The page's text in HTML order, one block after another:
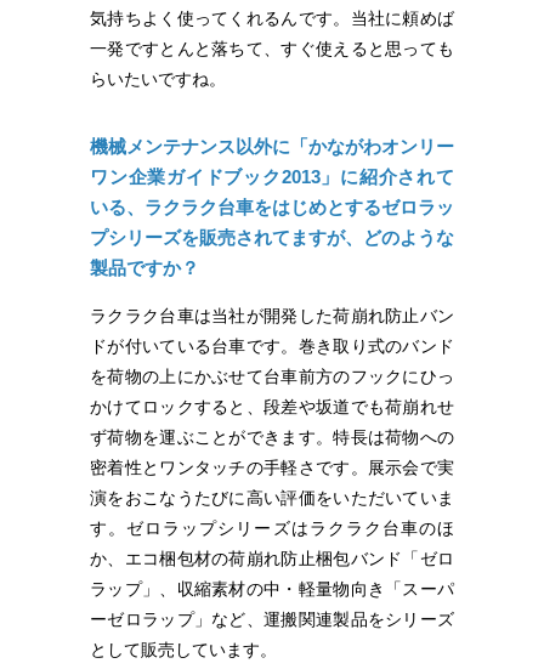
気持ちよく使ってくれるんです。当社に頼めば
一発ですとんと落ちて、すぐ使えると思っても
らいたいですね。
機械メンテナンス以外に「かながわオンリー
ワン企業ガイドブック2013」に紹介されて
いる、ラクラク台車をはじめとするゼロラッ
プシリーズを販売されてますが、どのような
製品ですか？
ラクラク台車は当社が開発した荷崩れ防止バン
ドが付いている台車です。巻き取り式のバンド
を荷物の上にかぶせて台車前方のフックにひっ
かけてロックすると、段差や坂道でも荷崩れせ
ず荷物を運ぶことができます。特長は荷物への
密着性とワンタッチの手軽さです。展示会で実
演をおこなうたびに高い評価をいただいていま
す。ゼロラップシリーズはラクラク台車のほ
か、エコ梱包材の荷崩れ防止梱包バンド「ゼロ
ラップ」、収縮素材の中・軽量物向き「スーパ
ーゼロラップ」など、運搬関連製品をシリーズ
として販売しています。